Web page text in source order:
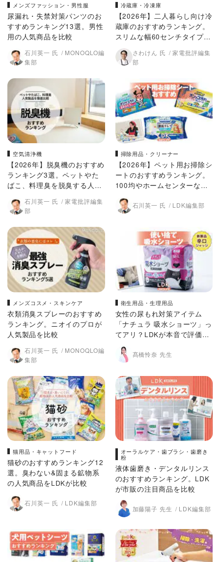
メンズファッション・男性服
尿漏れ・失禁対策パンツのお
すすめランキング13選。男性
用の人気商品を比較
石川英一 氏
MONOQLO編
集部
冷蔵庫・冷凍庫
【2026年】二人暮らし向け冷
蔵庫のおすすめランキング。
スリムな幅60センチタイプを
徹底比較
さわけん 氏
家電批評編集
部
空気清浄機
【2026年】脱臭機のおすすめ
ランキング3選。ペットやた
ばこ、料理臭を脱臭する人気
石川英一 氏
家電批評編集
部
掃除用品・クリーナー
【2026年】ペット用お掃除シ
ートのおすすめランキング。
100均やホームセンターなど
ロと比較石川英一 氏 LDK編集部
メンズコスメ・スキンケア
衣類消臭スプレーのおすすめ
ランキング。ニオイのプロが
人気製品を比較
石川英一 氏
MONOQLO編
集部
衛生用品・生理用品
女性の尿もれ対策アイテム
「ナチュラ 吸水ショーツ」っ
てアリ？LDKが本音で評価し
てみた！
髙橋怜奈 先生
猫用品・キャットフード
猫砂のおすすめランキング12
選。臭わない&固まる鉱物系
の人気商品をLDKが比較
石川英一 氏 LDK編集部
オーラルケア・歯ブラシ・歯磨き
粉
液体歯磨き・デンタルリンス
のおすすめランキング。LDK
が市販の注目商品を比較
加藤陽子 先生 LDK編集部